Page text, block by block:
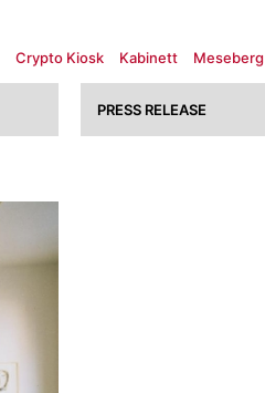
Crypto Kiosk Kabinett Meseberg
PRESS RELEASE